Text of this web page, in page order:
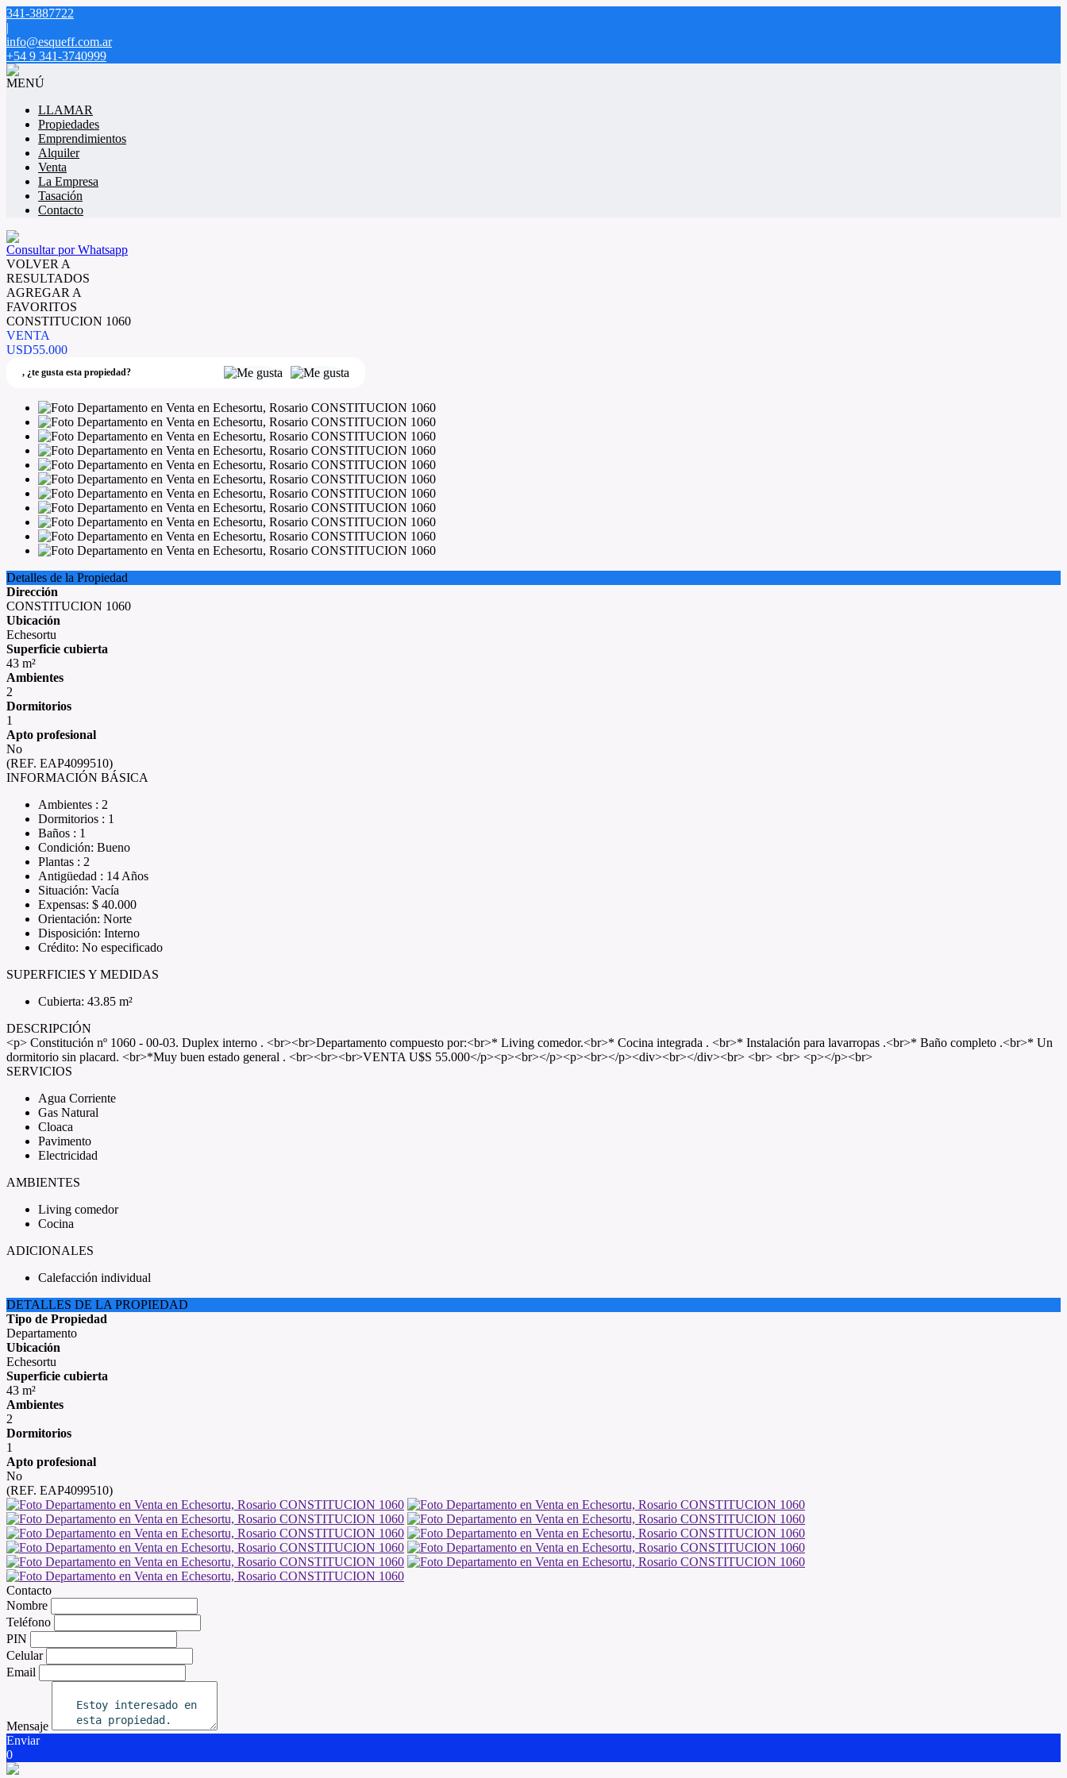
341-3887722
|
info@esqueff.com.ar
+54 9 341-3740999
MENÚ
LLAMAR
Propiedades
Emprendimientos
Alquiler
Venta
La Empresa
Tasación
Contacto
Consultar por Whatsapp
VOLVER A
RESULTADOS
AGREGAR A
FAVORITOS
CONSTITUCION 1060
VENTA
USD55.000
, ¿te gusta esta propiedad?
Detalles de la Propiedad
Dirección
CONSTITUCION 1060
Ubicación
Echesortu
Superficie cubierta
43 m²
Ambientes
2
Dormitorios
1
Apto profesional
No
(REF. EAP4099510)
INFORMACIÓN BÁSICA
Ambientes : 2
Dormitorios : 1
Baños : 1
Condición: Bueno
Plantas : 2
Antigüedad : 14 Años
Situación: Vacía
Expensas: $ 40.000
Orientación: Norte
Disposición: Interno
Crédito: No especificado
SUPERFICIES Y MEDIDAS
Cubierta: 43.85 m²
DESCRIPCIÓN
<p> Constitución nº 1060 - 00-03. Duplex interno . <br><br>Departamento compuesto por:<br>* Living comedor.<br>* Cocina integrada . <br>* Instalación para lavarropas .<br>* Baño completo .<br>* Un
dormitorio sin placard. <br>*Muy buen estado general . <br><br><br>VENTA U$S 55.000</p><p><br></p><p><br></p><div><br></div><br> <br> <br> <p></p><br>
SERVICIOS
Agua Corriente
Gas Natural
Cloaca
Pavimento
Electricidad
AMBIENTES
Living comedor
Cocina
ADICIONALES
Calefacción individual
DETALLES DE LA PROPIEDAD
Tipo de Propiedad
Departamento
Ubicación
Echesortu
Superficie cubierta
43 m²
Ambientes
2
Dormitorios
1
Apto profesional
No
(REF. EAP4099510)
Contacto
Nombre
Teléfono
PIN
Celular
Email
Mensaje
Enviar
0